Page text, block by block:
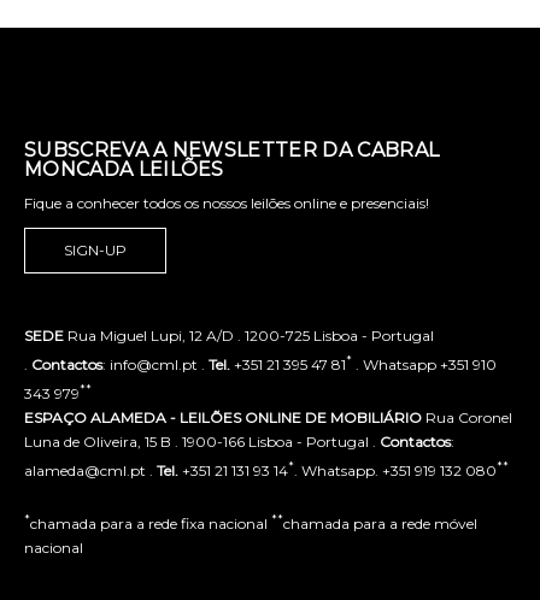
SUBSCREVA A NEWSLETTER DA CABRAL
MONCADA LEILÕES
Fique a conhecer todos os nossos leilões online e presenciais!
SIGN-UP
SEDE Rua Miguel Lupi, 12 A/D . 1200-725 Lisboa - Portugal
Contactos: info@cml.pt . Tel. +351 21 395 47 81* . Whatsapp +351 910
343 979**
ESPAÇO ALAMEDA - LEILÕES ONLINE DE MOBILIÁRIO Rua Coronel
Luna de Oliveira, 15 B . 1900-166 Lisboa - Portugal . Contactos:
alameda@cml.pt . Tel. +351 21 131 93 14* . Whatsapp. +351 919 132 080**
*chamada para a rede fixa nacional **chamada para a rede móvel
nacional